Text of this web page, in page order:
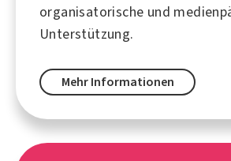
organisatorische und
Unterstützung.
Mehr Informationen